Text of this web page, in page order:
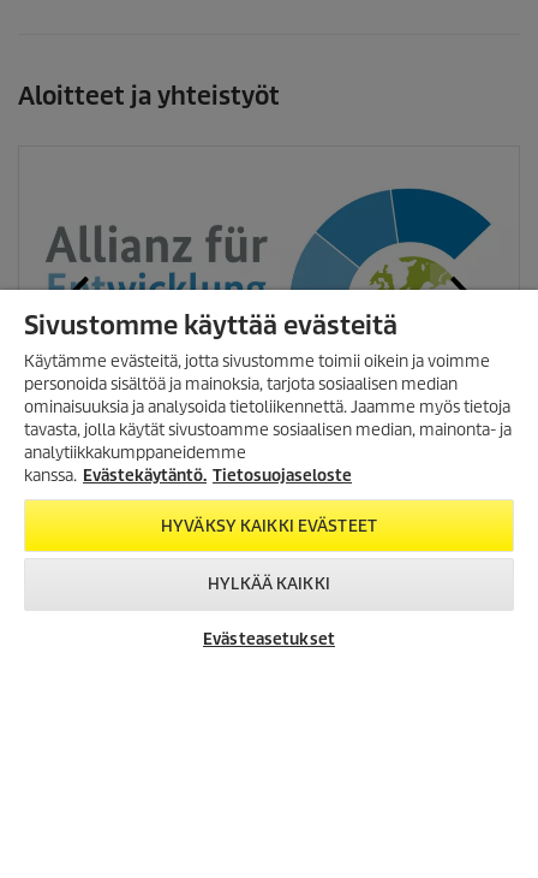
Aloitteet ja yhteistyöt
Kehitysyhteistyön ja ilmastoliiton tukija
Kärcher on virallinen tukija kehitysyhteistyö- ja ilmastoliitolle, jonka
perusti Saksan liittovaltion taloudellisen yhteistyön ja kehityksen
ministeriö (BMZ). Tavoitteena on kehityksen ja ilmastonsuojelun
samanaikainen edistäminen.
Created with AI (artificial intelligence)
Sivustomme käyttää evästeitä
Käytämme evästeitä, jotta sivustomme toimii oikein ja voimme
personoida sisältöä ja mainoksia, tarjota sosiaalisen median
ominaisuuksia ja analysoida tietoliikennettä. Jaamme myös tietoja
tavasta, jolla käytät sivustoamme sosiaalisen median, mainonta- ja
analytiikkakumppaneidemme
kanssa. Evästekäytäntö. Tietosuojaseloste
HYVÄKSY KAIKKI EVÄSTEET
HYLKÄÄ KAIKKI
Evästeasetukset